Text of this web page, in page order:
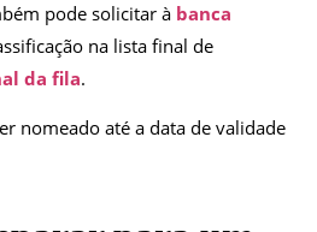
pode solicitar à banca
na lista final de
da fila.
nomeado até a data de validade